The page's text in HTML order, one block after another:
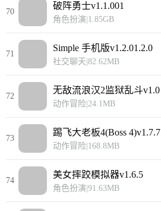
70
破阵勇士v1.1.001
角色扮演 1.85GB
71
Simple 手机版v1.2.01.2.0
社交聊天 82.62MB
72
无敌流浪汉2监狱乱斗v1.0
动作冒险 24.1MB
73
踢飞大老板4(Boss 4)v1.7.7
动作冒险 168.8MB
74
美女摔跤模拟器v1.6.5
角色扮演 91.63MB